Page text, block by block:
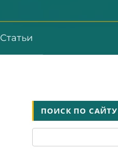
Статьи
ПОИСК ПО САЙТУ